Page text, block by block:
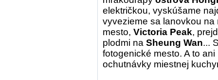
električkou, vyskúšame
vyvezieme sa lanovkou
mesto, Victoria Peak,
plodmi na Sheung Wan...
fotogenické mesto. A to
ochutnávky miestnej